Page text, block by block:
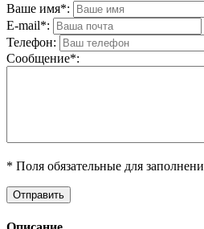
Ваше имя*:
E-mail*:
Телефон:
Cообщениe*:
* Поля обязательные для